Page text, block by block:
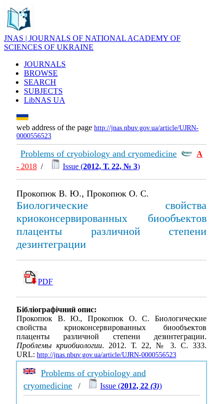
JNAS | JOURNALS OF NATIONAL ACADEMY OF
SCIENCES OF UKRAINE
JOURNALS
BROWSE
SEARCH
SUBJECTS
LibNAS UA
web address of the page http://jnas.nbuv.gov.ua/article/UJRN-
0000556523
Problems of cryobiology and cryomedicine
А
- 2018 / Issue (2012, Т. 22, № 3)
Прокопюк В. Ю., Прокопюк О. С.
Биологические свойства
криоконсервированных биообъектов
плаценты различной степени
дезинтеграции
PDF
Бібліографічний опис:
Прокопюк В. Ю., Прокопюк О. С. Биологические
свойства криоконсервированных биообъектов
плаценты различной степени дезинтеграции.
Проблемы криобиологии. 2012. Т. 22, № 3. С. 333.
URL: http://jnas.nbuv.gov.ua/article/UJRN-0000556523
Problems of cryobiology and
cryomedicine / Issue (2012, 22(3))